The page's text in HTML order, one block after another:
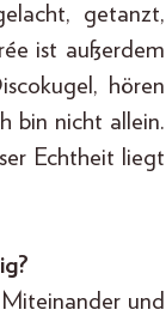
getanzt,
ist außerdem
hören
bin nicht allein.
Echtheit liegt
und